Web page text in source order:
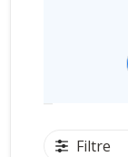
Filtre